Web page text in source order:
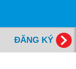
ĐĂNG KÝ